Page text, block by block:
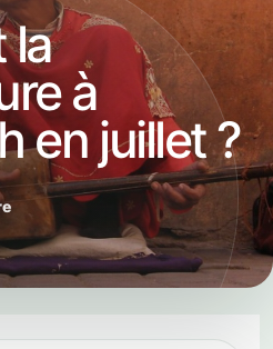
la
à
en juillet ?